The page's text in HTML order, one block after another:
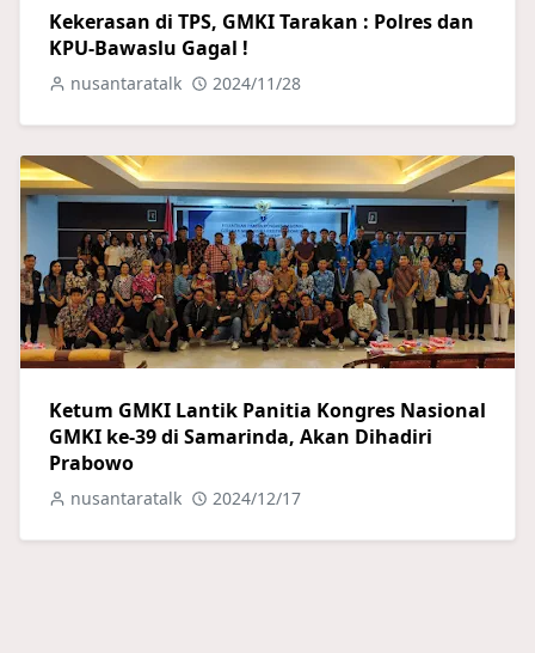
Kekerasan di TPS, GMKI Tarakan : Polres dan
KPU-Bawaslu Gagal !
nusantaratalk 2024/11/28
Ketum GMKI Lantik Panitia Kongres Nasional
GMKI ke-39 di Samarinda, Akan Dihadiri
Prabowo
nusantaratalk 2024/12/17